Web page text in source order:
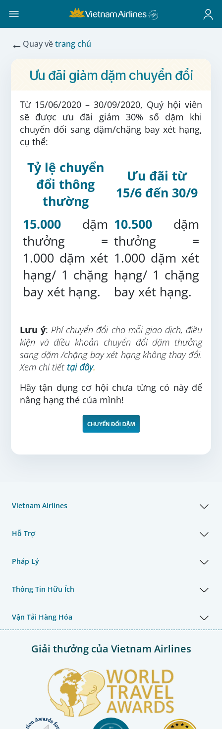
← Quay vềtrang chủ
Ưu đãi giảm dặm chuyển đổi
Từ 15/06/2020 – 30/09/2020, Quý hội viên
sẽ được ưu đãi giảm 30% số dặm khi
chuyển đổi sang dặm/chặng bay xét hạng,
cụ thể:
Tỷ lệ chuyển
đổi thông
thường
Ưu đãi từ
15/6 đến 30/9
15.000 dặm
thưởng =
1.000 dặm xét
hạng/ 1 chặng
bay xét hạng.
10.500 dặm
thưởng =
1.000 dặm xét
hạng/ 1 chặng
bay xét hạng.
Lưu ý: Phí chuyển đổi cho mỗi giao dịch, điều
kiện và điều khoản chuyển đổi dặm thưởng
sang dặm /chặng bay xét hạng không thay đổi.
Xem chi tiết tại đây.
Hãy tận dụng cơ hội chưa từng có này để
nâng hạng thẻ của mình!
Vietnam Airlines
Hỗ Trợ
Pháp Lý
Thông Tin Hữu Ích
Vận Tải Hàng Hóa
Giải thưởng của Vietnam Airlines